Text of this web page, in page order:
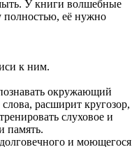
У книги волшебные
полностью, её нужно
к ним.
окружающий
расширит кругозор,
слуховое и
память.
и моющегося